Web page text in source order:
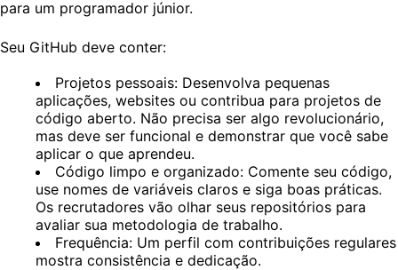
para um programador júnior.
Seu GitHub deve conter:
Projetos pessoais: Desenvolva pequenas
aplicações, websites ou contribua para projetos de
código aberto. Não precisa ser algo revolucionário,
mas deve ser funcional e demonstrar que você sabe
aplicar o que aprendeu.
Código limpo e organizado: Comente seu código,
use nomes de variáveis claros e siga boas práticas.
Os recrutadores vão olhar seus repositórios para
avaliar sua metodologia de trabalho.
Frequência: Um perfil com contribuições regulares
mostra consistência e dedicação.